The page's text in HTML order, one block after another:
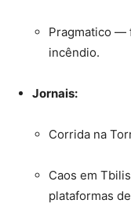
Pragmatico —
incêndio.
Jornais:
Corrida na
Caos em
plataformas